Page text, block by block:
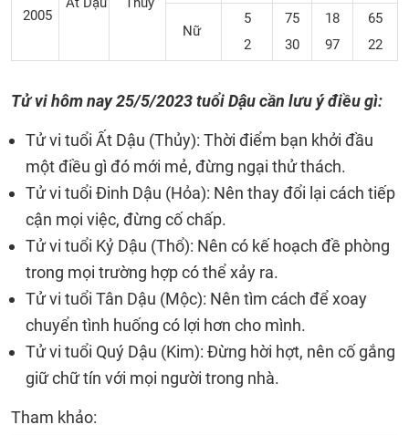
2005
Nữ
5
2
75
30
18
97
65
22
Tử vi hôm nay 25/5/2023 tuổi Dậu cần lưu ý điều gì:
Tử vi tuổi Ất Dậu (Thủy): Thời điểm bạn khởi đầu
một điều gì đó mới mẻ, đừng ngại thử thách.
Tử vi tuổi Đinh Dậu (Hỏa): Nên thay đổi lại cách tiếp
cận mọi việc, đừng cố chấp.
Tử vi tuổi Kỷ Dậu (Thổ): Nên có kế hoạch đề phòng
trong mọi trường hợp có thể xảy ra.
Tử vi tuổi Tân Dậu (Mộc): Nên tìm cách để xoay
chuyển tình huống có lợi hơn cho mình.
Tử vi tuổi Quý Dậu (Kim): Đừng hời hợt, nên cố gắng
giữ chữ tín với mọi người trong nhà.
Tham khảo: